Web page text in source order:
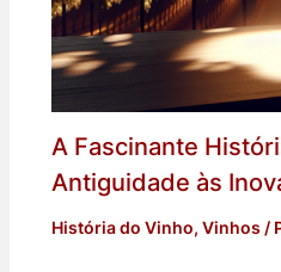
A Fascinante
Antiguidade às
História do Vinho, Vinhos /